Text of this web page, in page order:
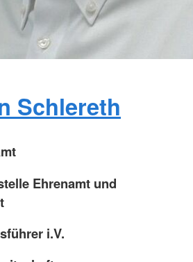
Schlereth
Ehrenamt und
i.V.